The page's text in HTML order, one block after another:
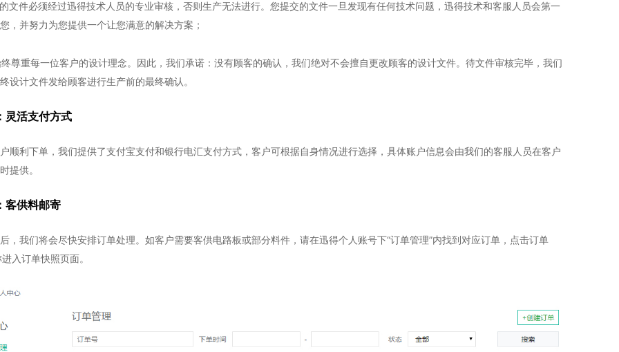
文件必须经过迅得技术人员的专业审核，否则生产无法进行。您提交的文件一旦发现有任何技术问题，迅得技术和客服人员会第一
，并努力为您提供一个让您满意的解决方案；
尊重每一位客户的设计理念。因此，我们承诺：没有顾客的确认，我们绝对不会擅自更改顾客的设计文件。待文件审核完毕，我们
设计文件发给顾客进行生产前的最终确认。
灵活支付方式
顺利下单，我们提供了支付宝支付和银行电汇支付方式，客户可根据自身情况进行选择，具体账户信息会由我们的客服人员在客户
提供。
客供料邮寄
，我们将会尽快安排订单处理。如客户需要客供电路板或部分料件，请在迅得个人账号下“订单管理”内找到对应订单，点击订单
入订单快照页面。